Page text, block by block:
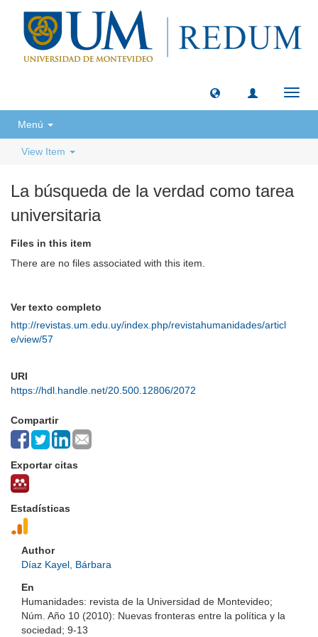
Menú
View Item
La búsqueda de la verdad como tarea
universitaria
Files in this item
There are no files associated with this item.
Ver texto completo
http://revistas.um.edu.uy/index.php/revistahumanidades/articl
e/view/57
URI
https://hdl.handle.net/20.500.12806/2072
Compartir
Exportar citas
Estadísticas
Author
Díaz Kayel, Bárbara
En
Humanidades: revista de la Universidad de Montevideo;
Núm. Año 10 (2010): Nuevas fronteras entre la política y la
sociedad; 9-13